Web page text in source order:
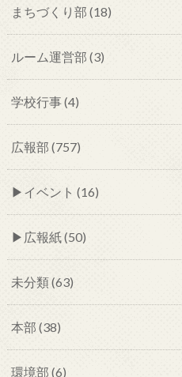
まちづくり部 (18)
ルーム運営部 (3)
学校行事 (4)
広報部 (757)
イベント (16)
広報紙 (50)
未分類 (63)
本部 (38)
環境部 (6)